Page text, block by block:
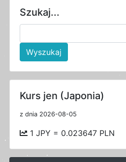
Szukaj...
Wyszukaj
Kurs jen (Japonia)
z dnia 2026-08-05
1 JPY = 0.023647 PLN